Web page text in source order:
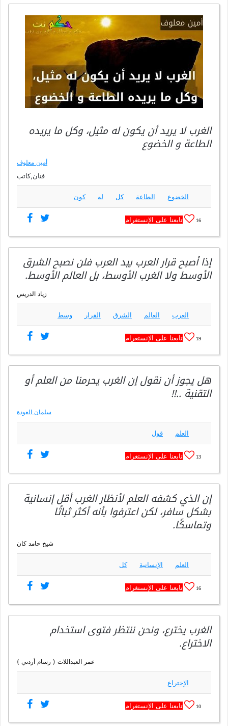
الغرب لا يريد أن يكون له مثيل، وكل ما يريده
الطاعة و الخضوع
أمين معلوف
فنان,كاتب
الخضوع الطاعة كل له كون
16 تابعنا على الإنستغرام
إذا أصبح قرار العرب بيد العرب فلن نصبح الشرق
الأوسط ولا الغرب الأوسط، بل العالم الأوسط.
زياد الدريس
العرب العالم الشرق القرار وسط
19 تابعنا على الإنستغرام
هل يجوز أن نقول إن الغرب يحرمنا من العلم أو
التقنية ..!!
سلمان العودة
العلم قول
13 تابعنا على الإنستغرام
إن الذي كشفه العلم لأنظار الغرب أقل إنسانية
بشكل سافر، لكن اعترفوا بأنه أكثر ثباتًا
وتماسكًا.
شيخ حامد كان
العلم الإنسانية كل
16 تابعنا على الإنستغرام
الغرب يخترع، ونحن ننتظر فتوى استخدام
الاختراع.
عمر العبداللات ( رسام أردني )
الإختراع
10 تابعنا على الإنستغرام